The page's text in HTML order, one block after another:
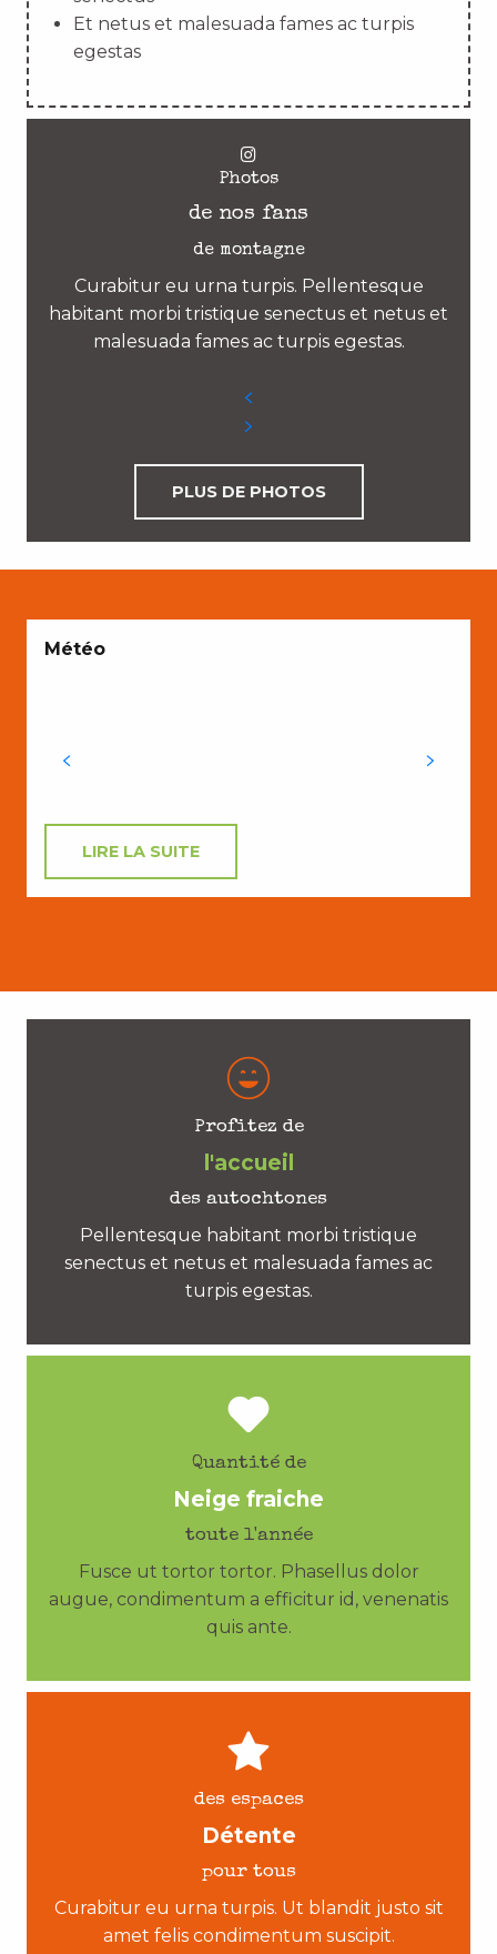
Et netus et malesuada fames ac turpis
egestas
Photos
de nos fans
de montagne
Curabitur eu urna turpis. Pellentesque
habitant morbi tristique senectus et netus et
malesuada fames ac turpis egestas.
PLUS DE PHOTOS
Météo
LIRE LA SUITE
Profitez de
l'accueil
des autochtones
Pellentesque habitant morbi tristique
senectus et netus et malesuada fames ac
turpis egestas.
Quantité de
Neige fraiche
toute l'année
Fusce ut tortor tortor. Phasellus dolor
augue, condimentum a efficitur id, venenatis
quis ante.
des espaces
Détente
pour tous
Curabitur eu urna turpis. Ut blandit justo sit
amet felis condimentum suscipit.